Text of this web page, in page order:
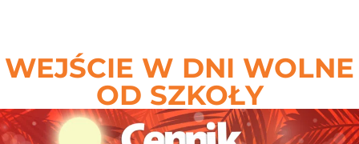
WEJŚCIE W DNI WOLNE
OD SZKOŁY